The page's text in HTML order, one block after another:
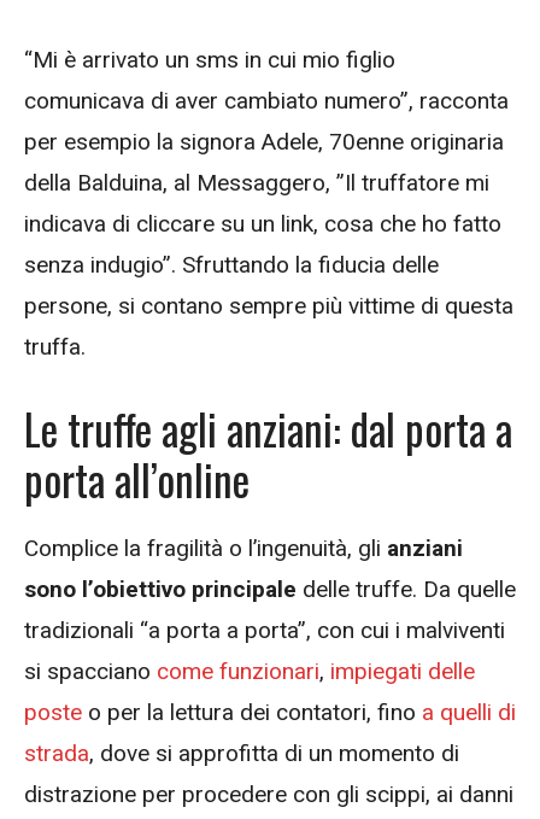
“Mi è arrivato un sms in cui mio figlio
comunicava di aver cambiato numero”, racconta
per esempio la signora Adele, 70enne originaria
della Balduina, al Messaggero, ”Il truffatore mi
indicava di cliccare su un link, cosa che ho fatto
senza indugio”. Sfruttando la fiducia delle
persone, si contano sempre più vittime di questa
truffa.
Le truffe agli anziani: dal porta a
porta all’online
Complice la fragilità o l’ingenuità, gli anziani
sono l’obiettivo principale delle truffe. Da quelle
tradizionali “a porta a porta”, con cui i malviventi
si spacciano come funzionari, impiegati delle
poste o per la lettura dei contatori, fino a quelli di
strada, dove si approfitta di un momento di
distrazione per procedere con gli scippi, ai danni